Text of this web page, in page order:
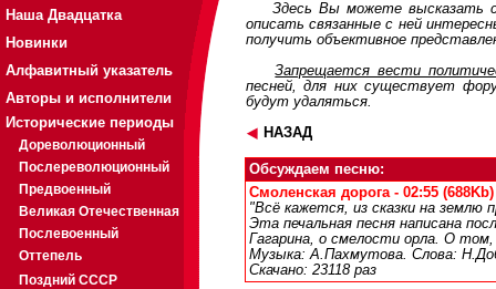
Наша Двадцатка
Новинки
Алфавитный указатель
Авторы и исполнители
Исторические периоды
Дореволюционный
Послереволюционный
Предвоенный
Великая Отечественная
Послевоенный
Оттепель
Поздний СССР
Здесь Вы можете высказать
описать связанные с ней
получить объективное
Запрещается вести
песней, для них существует
будут удаляться.
НАЗАД
Обсуждаем песню:
Смоленская дорога - 02:55 (688Kb)
"Всё кажется, из сказки на землю
Эта печальная песня написана
Гагарина, о смелости орла. О
Музыка: А.Пахмутова. Слова:
Скачано: 23118 раз